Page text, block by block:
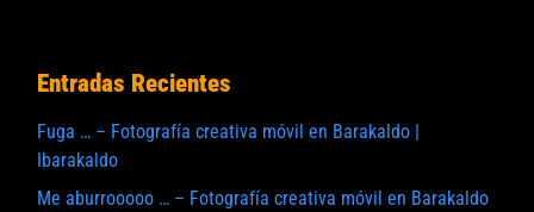
Entradas Recientes
Fuga … – Fotografía creativa móvil en Barakaldo |
Ibarakaldo
Me aburrooooo … – Fotografía creativa móvil en Barakaldo